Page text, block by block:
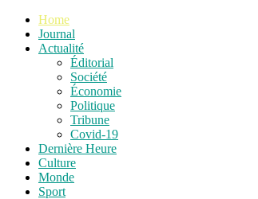
Home
Journal
Actualité
Éditorial
Société
Économie
Politique
Tribune
Covid-19
Dernière Heure
Culture
Monde
Sport